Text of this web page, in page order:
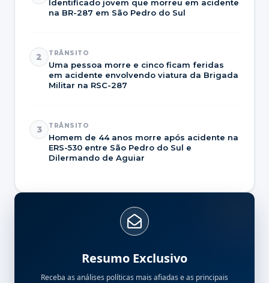
Identificado jovem que morreu em acidente
na BR-287 em São Pedro do Sul
2 TRÂNSITO
Uma pessoa morre e cinco ficam feridas
em acidente envolvendo viatura da Brigada
Militar na RSC-287
3 TRÂNSITO
Homem de 44 anos morre após acidente na
ERS-530 entre São Pedro do Sul e
Dilermando de Aguiar
Resumo Exclusivo
Receba as análises políticas mais afiadas e as principais